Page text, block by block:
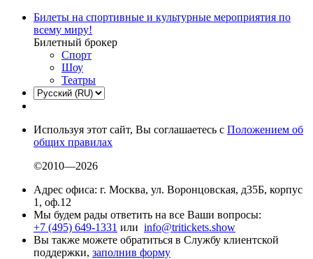
Билеты на спортивные и культурные мероприятия по
всему миру!
Билетный брокер
Спорт
Шоу
Театры
Используя этот сайт, Вы соглашаетесь с Положением об
общих правилах
©2010—2026
Адрес офиса: г. Москва, ул. Воронцовская, д35Б, корпус
1, оф.12
Мы будем рады ответить на все Ваши вопросы:
+7 (495) 649-1331 или info@tritickets.show
Вы также можете обратиться в Службу клиентской
поддержки, заполнив форму